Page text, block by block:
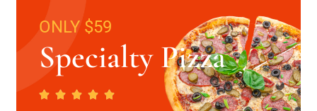
ONLY $59
Specialty Pizza